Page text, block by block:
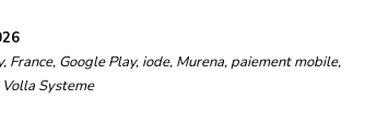
, France, Google Play, iode, Murena,paiement mobile,
Volla Systeme